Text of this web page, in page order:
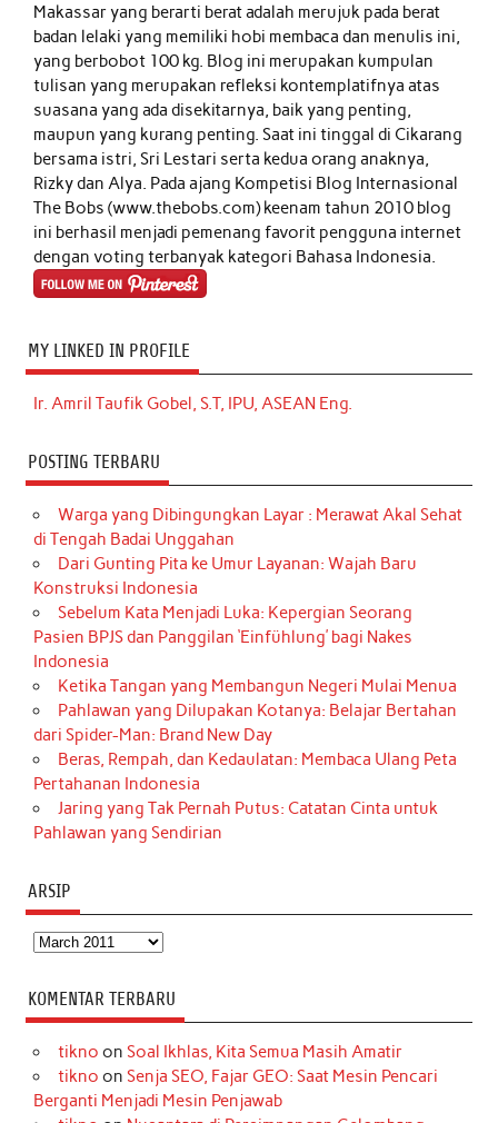
Makassar yang berarti berat adalah merujuk pada berat
badan lelaki yang memiliki hobi membaca dan menulis ini,
yang berbobot 100 kg. Blog ini merupakan kumpulan
tulisan yang merupakan refleksi kontemplatifnya atas
suasana yang ada disekitarnya, baik yang penting,
maupun yang kurang penting. Saat ini tinggal di Cikarang
bersama istri, Sri Lestari serta kedua orang anaknya,
Rizky dan Alya. Pada ajang Kompetisi Blog Internasional
The Bobs (www.thebobs.com) keenam tahun 2010 blog
ini berhasil menjadi pemenang favorit pengguna internet
dengan voting terbanyak kategori Bahasa Indonesia.
MY LINKED IN PROFILE
Ir. Amril Taufik Gobel, S.T, IPU, ASEAN Eng.
POSTING TERBARU
Warga yang Dibingungkan Layar : Merawat Akal Sehat
di Tengah Badai Unggahan
Dari Gunting Pita ke Umur Layanan: Wajah Baru
Konstruksi Indonesia
Sebelum Kata Menjadi Luka: Kepergian Seorang
Pasien BPJS dan Panggilan ‘Einfühlung’ bagi Nakes
Indonesia
Ketika Tangan yang Membangun Negeri Mulai Menua
Pahlawan yang Dilupakan Kotanya: Belajar Bertahan
dari Spider-Man: Brand New Day
Beras, Rempah, dan Kedaulatan: Membaca Ulang Peta
Pertahanan Indonesia
Jaring yang Tak Pernah Putus: Catatan Cinta untuk
Pahlawan yang Sendirian
ARSIP
Arsip
KOMENTAR TERBARU
tikno on Soal Ikhlas, Kita Semua Masih Amatir
tikno on Senja SEO, Fajar GEO: Saat Mesin Pencari
Berganti Menjadi Mesin Penjawab